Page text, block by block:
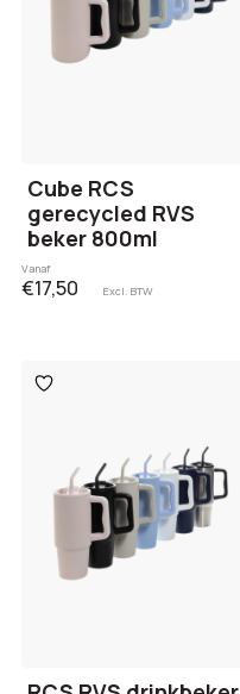
Cube RCS
gerecycled RVS
beker 800ml
Vanaf
€17,50 Excl. BTW
Toevoegen
aan